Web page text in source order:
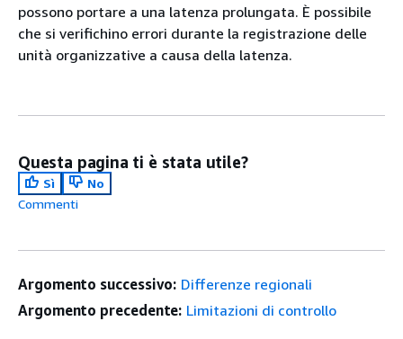
possono portare a una latenza prolungata. È possibile
che si verifichino errori durante la registrazione delle
unità organizzative a causa della latenza.
Questa pagina ti è stata utile?
Sì
No
Commenti
Argomento successivo: Differenze regionali
Argomento precedente: Limitazioni di controllo